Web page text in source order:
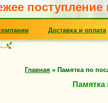
поступление
Доставка и оплата
Главная » Памятка по